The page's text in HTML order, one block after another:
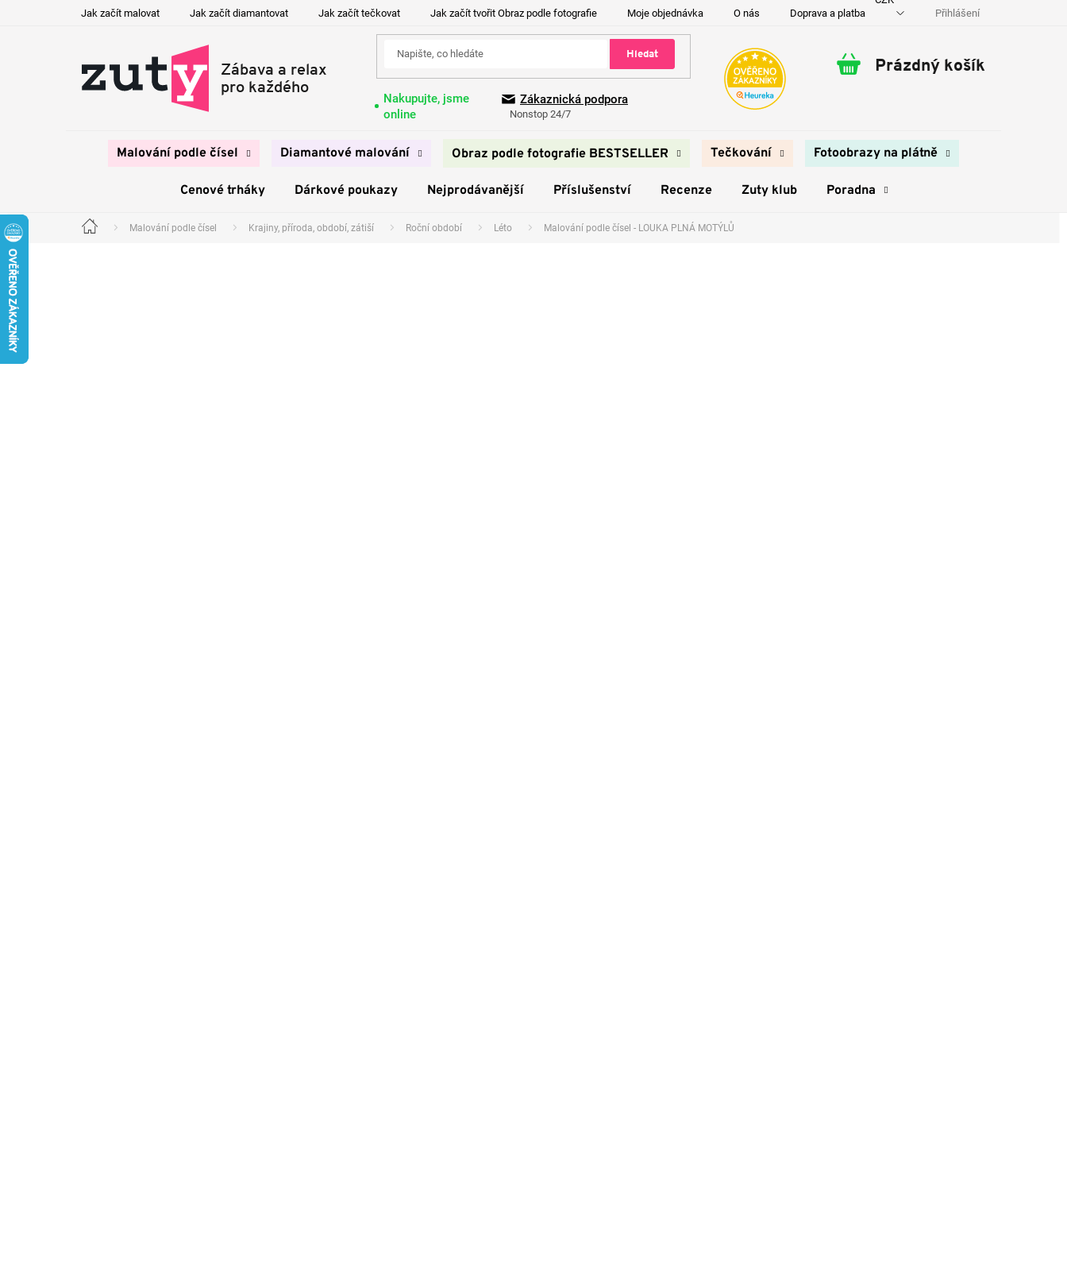
Jak začít malovat Jak začít diamantovat Jak začít tečkovat Jak začít tvořit Obraz podle fotografie Moje objednávka O nás Doprava a platba Kontakty Přihlášení
Hledat
Nakupujte, jsme
online
Zákaznická podpora
Nonstop 24/7
Nákupní
Prázdný košík
Malování podle čísel Diamantové malování Obraz podle fotografie BESTSELLER Tečkování Fotoobrazy na plátně
Cenové trháky Dárkové poukazy Nejprodávanější Příslušenství Recenze Zuty klub Poradna
Domů Malování podle čísel Krajiny, příroda, období, zátiší Roční období Léto Malování podle čísel - LOUKA PLNÁ MOTÝLŮ